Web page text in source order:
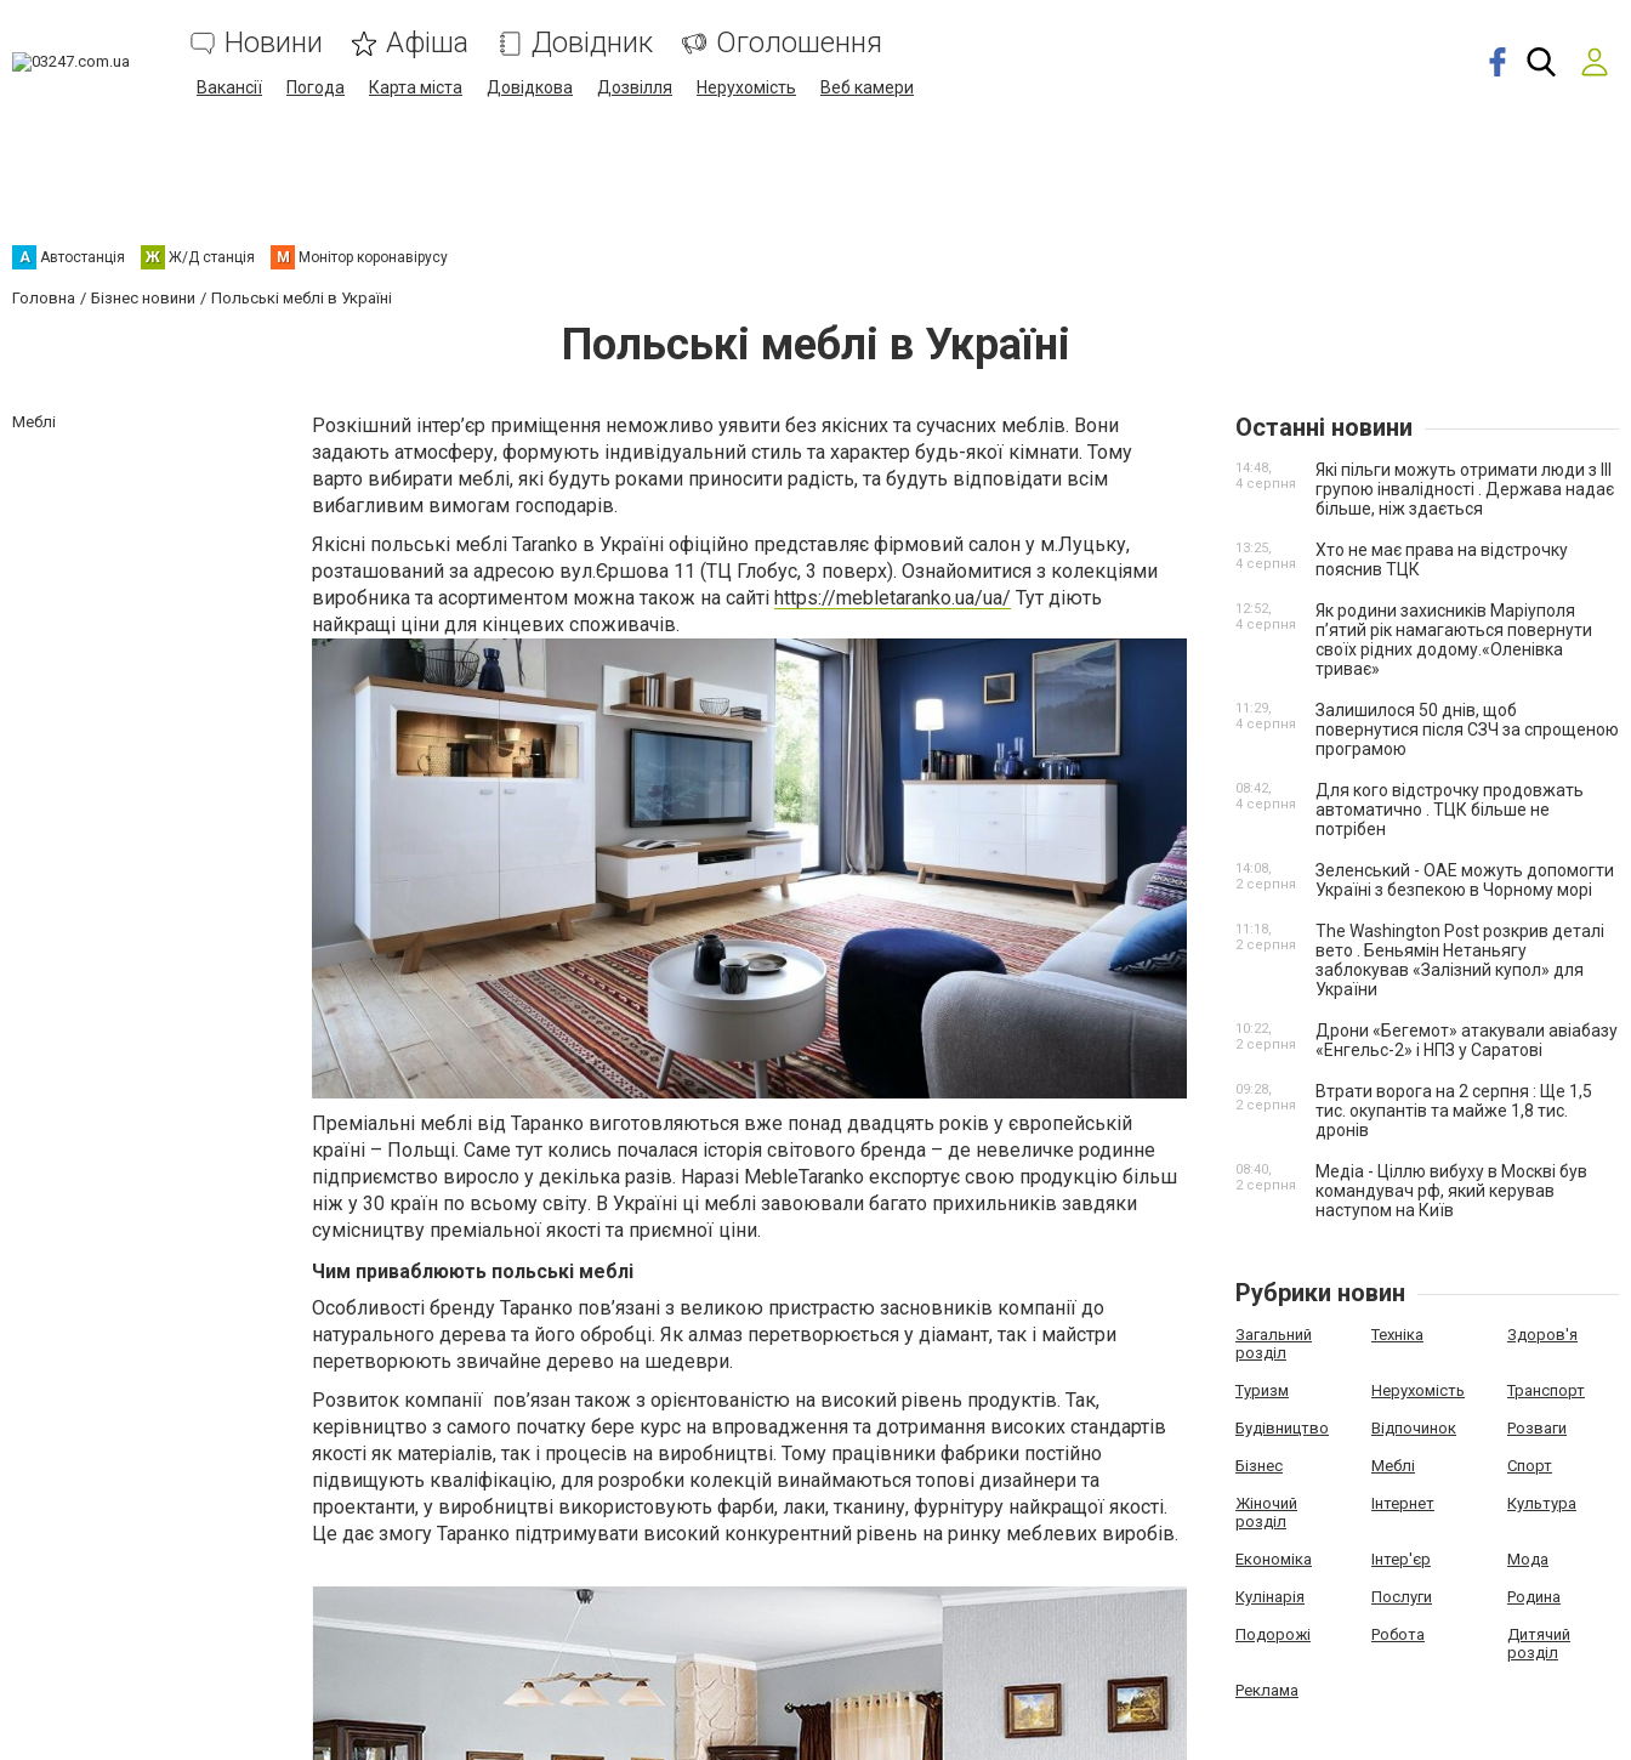
Новини Афіша Довідник Оголошення
Вакансії Погода Карта міста Довідкова Дозвілля Нерухомість Веб камери
А Автостанція Ж Ж/Д станція М Монітор коронавірусу
Головна Бізнес новини Польські меблі в Україні
Польські меблі в Україні
Меблі
Розкішний інтер’єр приміщення неможливо уявити без якісних та сучасних меблів. Вони
задають атмосферу, формують індивідуальний стиль та характер будь-якої кімнати. Тому
варто вибирати меблі, які будуть роками приносити радість, та будуть відповідати всім
вибагливим вимогам господарів.
Якісні польські меблі Taranko в Україні офіційно представляє фірмовий салон у м.Луцьку,
розташований за адресою вул.Єршова 11 (ТЦ Глобус, 3 поверх). Ознайомитися з колекціями
виробника та асортиментом можна також на сайті https://mebletaranko.ua/ua/ Тут діють
найкращі ціни для кінцевих споживачів.
Преміальні меблі від Таранко виготовляються вже понад двадцять років у європейській
країні – Польщі. Саме тут колись почалася історія світового бренда – де невеличке родинне
підприємство виросло у декілька разів. Наразі MebleTaranko експортує свою продукцію більш
ніж у 30 країн по всьому світу. В Україні ці меблі завоювали багато прихильників завдяки
сумісництву преміальної якості та приємної ціни.
Чим приваблюють польські меблі
Особливості бренду Таранко пов’язані з великою пристрастю засновників компанії до
натурального дерева та його обробці. Як алмаз перетворюється у діамант, так і майстри
перетворюють звичайне дерево на шедеври.
Розвиток компанії пов’язан також з орієнтованістю на високий рівень продуктів. Так,
керівництво з самого початку бере курс на впровадження та дотримання високих стандартів
якості як матеріалів, так і процесів на виробництві. Тому працівники фабрики постійно
підвищують кваліфікацію, для розробки колекцій винаймаються топові дизайнери та
проектанти, у виробництві використовують фарби, лаки, тканину, фурнітуру найкращої якості.
Це дає змогу Таранко підтримувати високий конкурентний рівень на ринку меблевих виробів.
Останні новини
Які пільги можуть отримати люди з III
групою інвалідності . Держава надає
більше, ніж здається
14:48,
4 серпня
Хто не має права на відстрочку
пояснив ТЦК
13:25,
4 серпня
Як родини захисників Маріуполя
пʼятий рік намагаються повернути
своїх рідних додому.«Оленівка
триває»
12:52,
4 серпня
Залишилося 50 днів, щоб
повернутися після СЗЧ за спрощеною
програмою
11:29,
4 серпня
Для кого відстрочку продовжать
автоматично . ТЦК більше не
потрібен
08:42,
4 серпня
Зеленський - ОАЕ можуть допомогти
Україні з безпекою в Чорному морі
14:08,
2 серпня
The Washington Post розкрив деталі
вето . Беньямін Нетаньягу
заблокував «Залізний купол» для
України
11:18,
2 серпня
Дрони «Бегемот» атакували авіабазу
«Енгельс-2» і НПЗ у Саратові
10:22,
2 серпня
Втрати ворога на 2 серпня : Ще 1,5
тис. окупантів та майже 1,8 тис.
дронів
09:28,
2 серпня
Медіа - Ціллю вибуху в Москві був
командувач рф, який керував
наступом на Київ
08:40,
2 серпня
Рубрики новин
Загальний
розділ
Техніка Здоров'я
Туризм Нерухомість Транспорт
Будівництво Відпочинок Розваги
Бізнес Меблі Спорт
Жіночий
розділ
Інтернет Культура
Економіка Інтер'єр Мода
Кулінарія Послуги Родина
Подорожі Робота
Дитячий
розділ
Реклама